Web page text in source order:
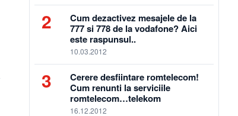
2
Cum dezactivez mesajele de la
777 si 778 de la vodafone? Aici
este raspunsul..
10.03.2012
3
Cerere desfiintare romtelecom!
Cum renunti la serviciile
romtelecom…telekom
16.12.2012